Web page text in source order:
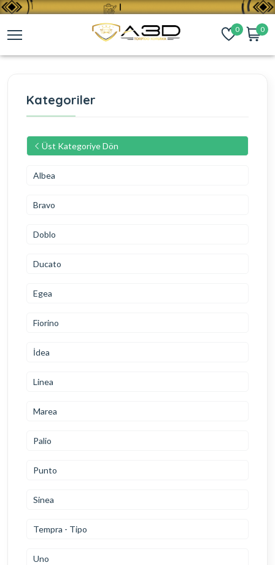
0 0
Kategoriler
Üst Kategoriye Dön
Albea
Bravo
Doblo
Ducato
Egea
Fiorino
İdea
Linea
Marea
Palio
Punto
Sinea
Tempra - Tipo
Uno